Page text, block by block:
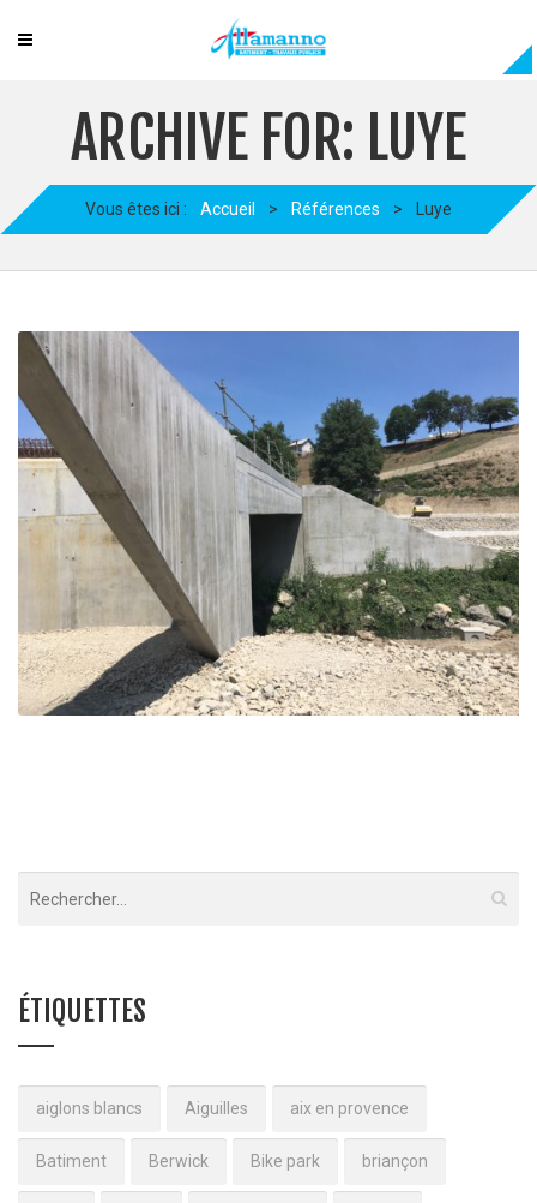
ARCHIVE FOR: LUYE
Vous êtes ici : Accueil > Références > Luye
ÉTIQUETTES
aiglons blancs Aiguilles aix en provence
Batiment Berwick Bike park briançon